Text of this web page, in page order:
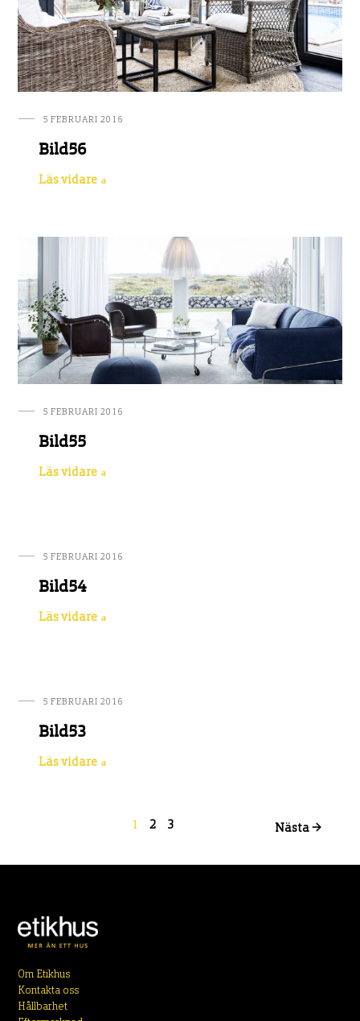
5 FEBRUARI 2016
Bild56
Läs vidare
5 FEBRUARI 2016
Bild55
Läs vidare
5 FEBRUARI 2016
Bild54
Läs vidare
5 FEBRUARI 2016
Bild53
Läs vidare
1 2 3 Nästa →
Om Etikhus
Kontakta oss
Hållbarhet